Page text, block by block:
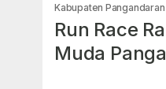
Kabupaten Pangandaran
Run Race
Muda